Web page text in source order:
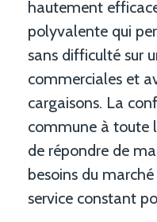
hautement
polyvalente qui
sans difficulté sur
commerciales et
cargaisons. La
commune à toute
de répondre de
besoins du
service constant